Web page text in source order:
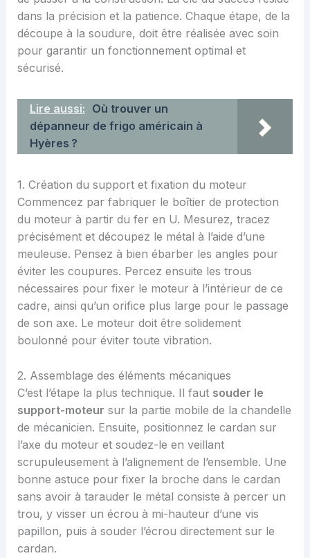
dans la précision et la patience. Chaque étape, de la
découpe à la soudure, doit être réalisée avec soin
pour garantir un fonctionnement optimal et
sécurisé.
Lire aussi: Où trouver un
dépanneur de frigo américain à
Hyères ?
1. Création du support et fixation du moteur
Commencez par fabriquer le boîtier de protection
du moteur à partir du fer en U. Mesurez, tracez
précisément et découpez le métal à l’aide d’une
meuleuse. Pensez à bien ébarber les angles pour
éviter les coupures. Percez ensuite les trous
nécessaires pour fixer le moteur à l’intérieur de ce
cadre, ainsi qu’un orifice plus large pour le passage
de son axe. Le moteur doit être solidement
boulonné pour éviter toute vibration.
2. Assemblage des éléments mécaniques
C’est l’étape la plus technique. Il faut souder le
support-moteur sur la partie mobile de la chandelle
de mécanicien. Ensuite, positionnez le cardan sur
l’axe du moteur et soudez-le en veillant
scrupuleusement à l’alignement de l’ensemble. Une
bonne astuce pour fixer la broche dans le cardan
sans avoir à tarauder le métal consiste à percer un
trou, y visser un écrou à mi-hauteur d’une vis
papillon, puis à souder l’écrou directement sur le
cardan.